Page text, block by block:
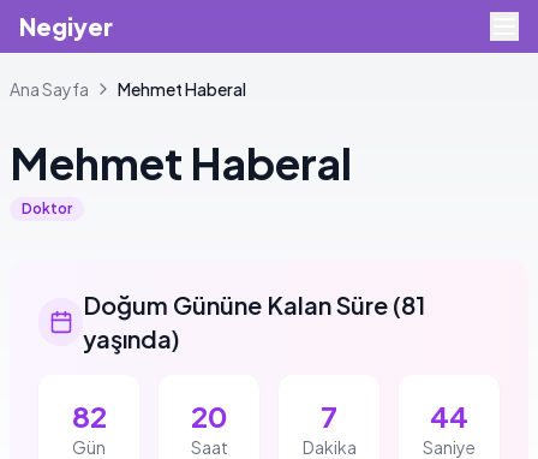
Negiyer
Ana Sayfa MehmetHaberal
Mehmet Haberal
Doktor
Doğum Gününe Kalan Süre (81
yaşında)
82
Gün
20
Saat
7
Dakika
43
Saniye